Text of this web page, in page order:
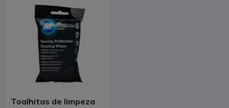
Toalhitas de limpeza